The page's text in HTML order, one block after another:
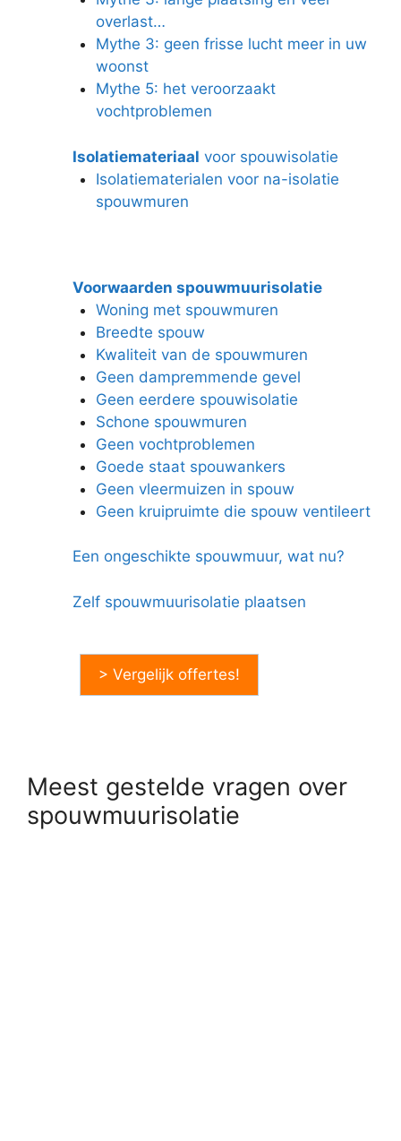
overlast…
Mythe 3: geen frisse lucht meer in uw
woonst
Mythe 5: het veroorzaakt
vochtproblemen
Isolatiemateriaal voor spouwisolatie
Isolatiematerialen voor na-isolatie
spouwmuren
Voorwaarden spouwmuurisolatie
Woning met spouwmuren
Breedte spouw
Kwaliteit van de spouwmuren
Geen dampremmende gevel
Geen eerdere spouwisolatie
Schone spouwmuren
Geen vochtproblemen
Goede staat spouwankers
Geen vleermuizen in spouw
Geen kruipruimte die spouw ventileert
Een ongeschikte spouwmuur, wat nu?
Zelf spouwmuurisolatie plaatsen
> Vergelijk offertes!
Meest gestelde vragen over
spouwmuurisolatie